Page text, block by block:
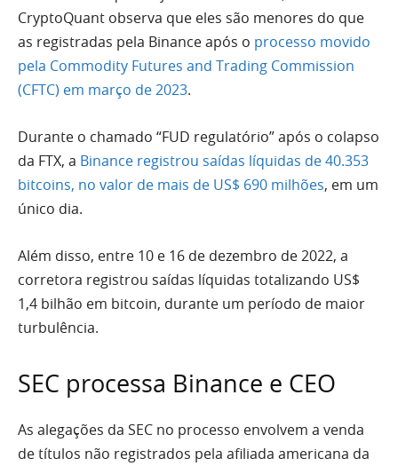
CryptoQuant observa que eles são menores do que
as registradas pela Binance após o processo movido
pela Commodity Futures and Trading Commission
(CFTC) em março de 2023.
Durante o chamado “FUD regulatório” após o colapso
da FTX, a Binance registrou saídas líquidas de 40.353
bitcoins, no valor de mais de US$ 690 milhões, em um
único dia.
Além disso, entre 10 e 16 de dezembro de 2022, a
corretora registrou saídas líquidas totalizando US$
1,4 bilhão em bitcoin, durante um período de maior
turbulência.
SEC processa Binance e CEO
As alegações da SEC no processo envolvem a venda
de títulos não registrados pela afiliada americana da